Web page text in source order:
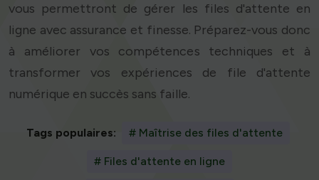
vous permettront de gérer les files d'attente en
ligne avec assurance et finesse. Préparez-vous donc
à améliorer vos compétences techniques et à
transformer vos expériences de file d'attente
numérique en succès sans faille.
Tags populaires: # Maîtrise des files d'attente
# Files d'attente en ligne